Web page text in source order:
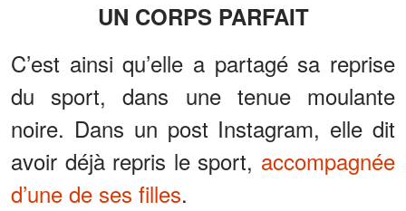
UN CORPS PARFAIT
C’est ainsi qu’elle a partagé sa reprise
du sport, dans une tenue moulante
noire. Dans un post Instagram, elle dit
avoir déjà repris le sport, accompagnée
d’une de ses filles.